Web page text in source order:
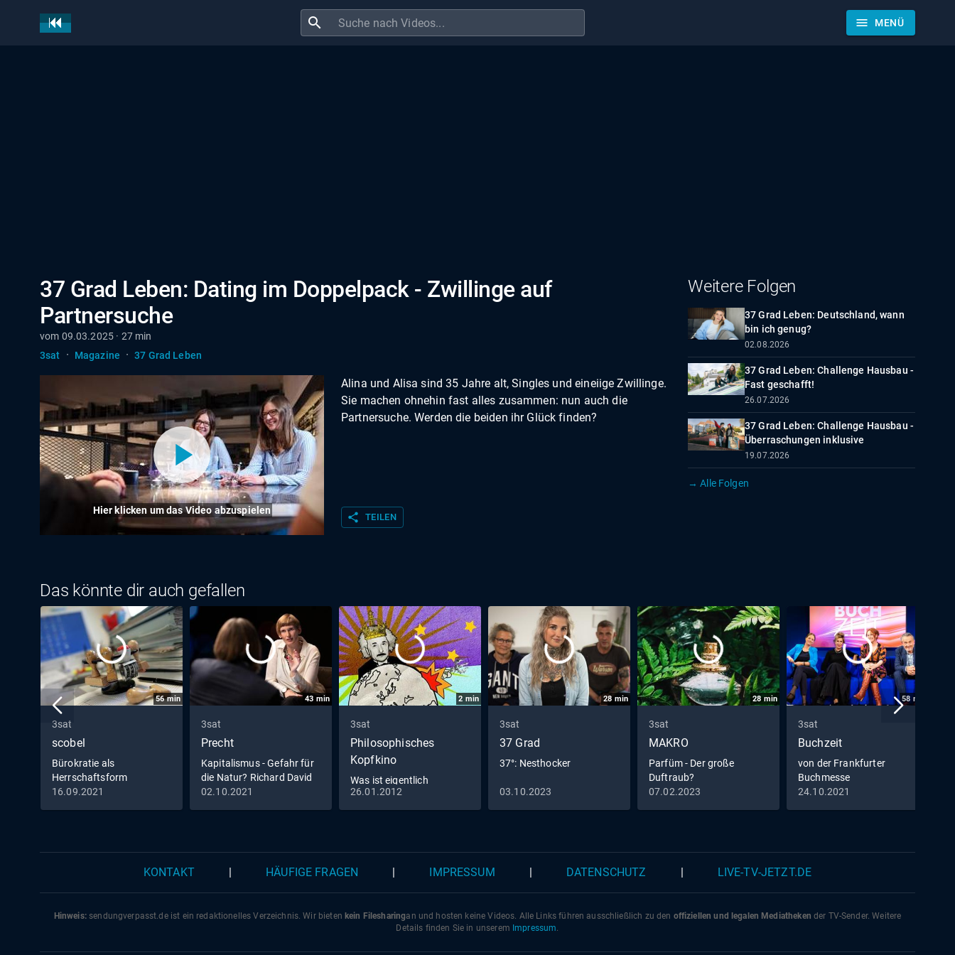
search menu MENÜ
37 Grad Leben: Dating im Doppelpack - Zwillinge auf
Partnersuche
vom 09.03.2025 · 27 min
3sat
· Magazine · 37 Grad Leben
Hier klicken um das Video abzuspielen
Alina und Alisa sind 35 Jahre alt, Singles und eineiige Zwillinge.
Sie machen ohnehin fast alles zusammen: nun auch die
Partnersuche. Werden die beiden ihr Glück finden?
share TEILEN
Weitere Folgen
37 Grad Leben: Deutschland, wann
bin ich genug?
02.08.2026
37 Grad Leben: Challenge Hausbau -
Fast geschafft!
26.07.2026
37 Grad Leben: Challenge Hausbau -
Überraschungen inklusive
19.07.2026
→ Alle Folgen
Das könnte dir auch gefallen
56min
3sat
scobel
Bürokratie als
Herrschaftsform
16.09.2021
43 min
3sat
Precht
Kapitalismus - Gefahr für
die Natur? Richard David
Precht im Gespräch mit
02.10.2021
2 min
3sat
Philosophisches
Kopfkino
Was ist eigentlich
Empirismus?
26.01.2012
28 min
3sat
37 Grad
37°: Nesthocker
03.10.2023
28min
3sat
MAKRO
Parfüm - Der große
Duftraub?
07.02.2023
58 min
3sat
Buchzeit
von der Frankfurter
Buchmesse
24.10.2021
KONTAKT HÄUFIGE FRAGEN IMPRESSUM DATENSCHUTZ LIVE-TV-JETZT.DE
Hinweis:sendungverpasst.deist ein redaktionelles Verzeichnis. Wir bieten kein Filesharingan und hosten keine Videos. Alle Links führen ausschließlich zu den offiziellen und legalen Mediatheken der TV-Sender. Weitere
Details finden Sie in unserem Impressum.